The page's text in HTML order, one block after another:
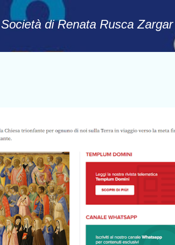
di Renata Rusca Zargar